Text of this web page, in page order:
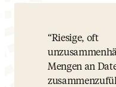
Riesige, oft
Mengen an